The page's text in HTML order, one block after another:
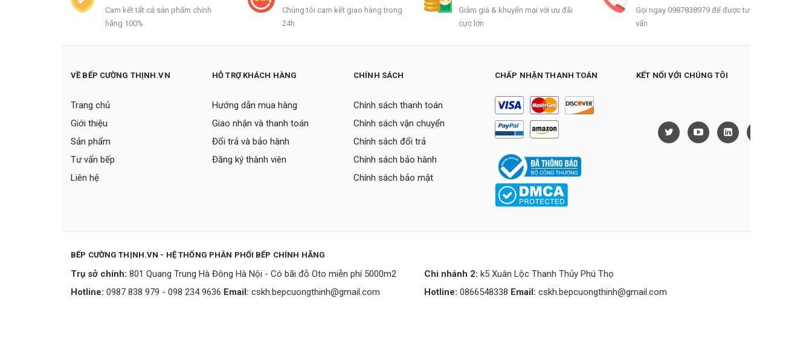
Cam kết tất cả sản phẩm chính
hãng 100%
Chúng tôi cam kết giao hàng trong
24h
Giảm giá & khuyến mại với ưu đãi
cực lớn
Gọi ngay 0987838979 để được tư
vấn
VỀ BẾP CƯỜNG THỊNH.VN
Trang chủ
Giới thiệu
Sản phẩm
Tư vấn bếp
Liên hệ
HỖ TRỢ KHÁCH HÀNG
Hướng dẫn mua hàng
Giao nhận và thanh toán
Đổi trả và bảo hành
Đăng ký thành viên
CHÍNH SÁCH
Chính sách thanh toán
Chính sách vận chuyển
Chính sách đổi trả
Chính sách bảo hành
Chính sách bảo mật
CHẤP NHẬN THANH TOÁN KẾT NỐI VỚI CHÚNG TÔI
BẾP CƯỜNG THỊNH.VN - HỆ THỐNG PHÂN PHỐI BẾP CHÍNH HÃNG
Trụ sở chính: 801 Quang Trung Hà Đông Hà Nội - Có bãi đỗ Oto miễn phí 5000m2
Hotline: 0987 838 979 - 098 234 9636 Email: cskh.bepcuongthinh@gmail.com
Chi nhánh 2: k5 Xuân Lộc Thanh Thủy Phú Thọ
Hotline: 0866548338 Email: cskh.bepcuongthinh@gmail.com